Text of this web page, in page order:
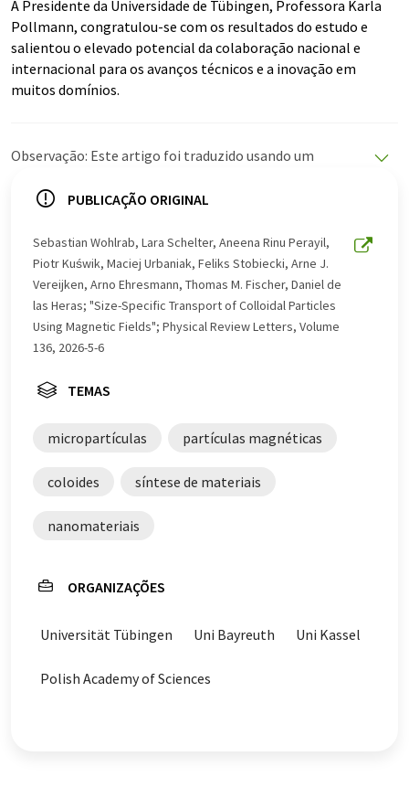
A Presidente da Universidade de Tübingen, Professora Karla
Pollmann, congratulou-se com os resultados do estudo e
salientou o elevado potencial da colaboração nacional e
internacional para os avanços técnicos e a inovação em
muitos domínios.
Observação: Este artigo foi traduzido usando um
LUMITOS oferece essas traduções automáticas para
Como este artigo foi traduzido com tradução
automática, é possível que contenha erros de
vocabulário, sintaxe ou gramática. O artigo original em
Inglês pode ser encontradoaqui.
PUBLICAÇÃO ORIGINAL
Sebastian Wohlrab, Lara Schelter, Aneena Rinu Perayil,
Piotr Kuświk, Maciej Urbaniak, Feliks Stobiecki, Arne J.
Vereijken, Arno Ehresmann, Thomas M. Fischer, Daniel de
las Heras; "Size-Specific Transport of Colloidal Particles
Using Magnetic Fields"; Physical Review Letters, Volume
136, 2026-5-6
TEMAS
micropartículas partículas magnéticas
coloides síntese de materiais
nanomateriais
ORGANIZAÇÕES
Universität Tübingen Uni Bayreuth Uni Kassel
Polish Academy of Sciences